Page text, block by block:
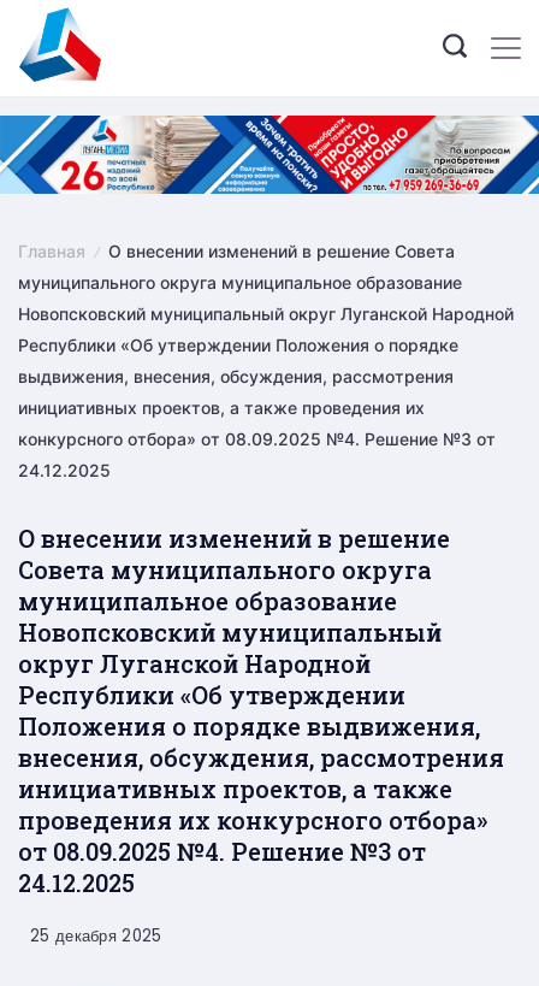
content
Главная
О внесении изменений в решение Совета
муниципального округа муниципальное образование
Новопсковский муниципальный округ Луганской Народной
Республики «Об утверждении Положения о порядке
выдвижения, внесения, обсуждения, рассмотрения
инициативных проектов, а также проведения их
конкурсного отбора» от 08.09.2025 №4. Решение №3 от
24.12.2025
О внесении изменений в решение
Совета муниципального округа
муниципальное образование
Новопсковский муниципальный
округ Луганской Народной
Республики «Об утверждении
Положения о порядке выдвижения,
внесения, обсуждения, рассмотрения
инициативных проектов, а также
проведения их конкурсного отбора»
от 08.09.2025 №4. Решение №3 от
24.12.2025
25 декабря 2025